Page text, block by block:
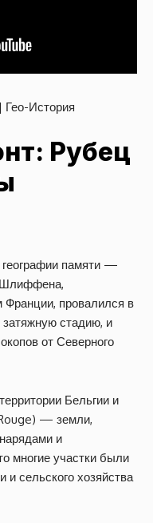
Гео-История
Рубец
памяти —
Шлиффена,
Франции, провалился в
стадию, и
от Северного
Бельгии и
— земли,
и
многие участки были
сельского хозяйства